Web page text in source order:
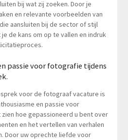
bij wat zij zoeken. Door je
en relevante voorbeelden van
aansluiten bij de sector of stijl
de kans om op te vallen en indruk
passie voor fotografie tijdens
voor de fotograaf vacature is
en passie voor
hoe gepassioneerd u bent over
en het vertellen van verhalen
Door uw oprechte liefde voor